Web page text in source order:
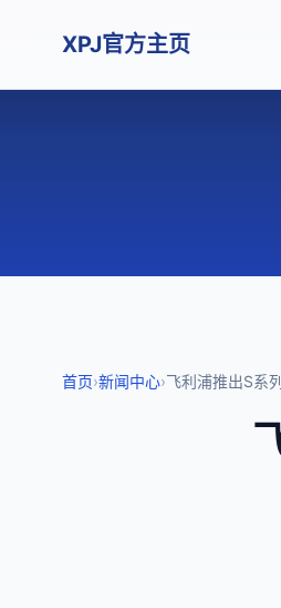
XPJ官方主页
首页›新闻中心›飞利浦推出S系